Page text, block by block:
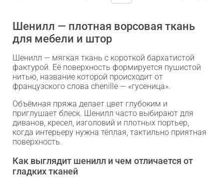
Шенилл — плотная ворсовая ткань
для мебели и штор
Шенилл — мягкая ткань с короткой бархатистой
фактурой. Её поверхность формируется пушистой
нитью, название которой происходит от
французского слова chenille — «гусеница».
Объёмная пряжа делает цвет глубоким и
приглушает блеск. Шенилл часто выбирают для
диванов, кресел, изголовий и плотных портьер,
когда интерьеру нужна тёплая, тактильно приятная
поверхность.
Как выглядит шенилл и чем отличается от
гладких тканей